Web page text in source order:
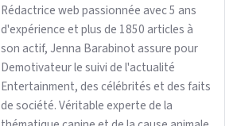
Rédactrice web passionnée avec 5 ans
d'expérience et plus de 1850 articles à
son actif, Jenna Barabinot assure pour
Demotivateur le suivi de l'actualité
Entertainment, des célébrités et des faits
de société. Véritable experte de la